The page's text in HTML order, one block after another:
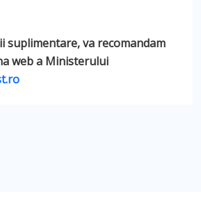
suplimentare, va recomandam
web a Ministerului